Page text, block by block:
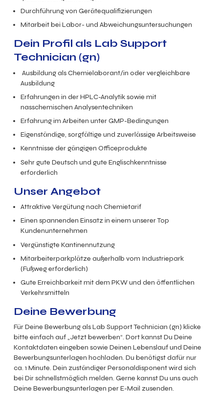
Durchführung von Gerätequalifizierungen
Mitarbeit bei Labor- und Abweichungsuntersuchungen
Dein Profil als Lab Support
Technician (gn)
Ausbildung als Chemielaborant/in oder vergleichbare
Ausbildung
Erfahrungen in der HPLC-Analytik sowie mit
nasschemischen Analysentechniken
Erfahrung im Arbeiten unter GMP-Bedingungen
Eigenständige, sorgfältige und zuverlässige Arbeitsweise
Kenntnisse der gängigen Officeprodukte
Sehr gute Deutsch und gute Englischkenntnisse
erforderlich
Unser Angebot
Attraktive Vergütung nach Chemietarif
Einen spannenden Einsatz in einem unserer Top
Kundenunternehmen
Vergünstigte Kantinennutzung
Mitarbeiterparkplätze außerhalb vom Industriepark
(Fußweg erforderlich)
Gute Erreichbarkeit mit dem PKW und den öffentlichen
Verkehrsmitteln
Deine Bewerbung
Für Deine Bewerbung als Lab Support Technician (gn) klicke
bitte einfach auf „Jetzt bewerben“. Dort kannst Du Deine
Kontaktdaten eingeben sowie Deinen Lebenslauf und Deine
Bewerbungsunterlagen hochladen. Du benötigst dafür nur
ca. 1 Minute. Dein zuständiger Personaldisponent wird sich
bei Dir schnellstmöglich melden. Gerne kannst Du uns auch
Deine Bewerbungsunterlagen per E-Mail zusenden.